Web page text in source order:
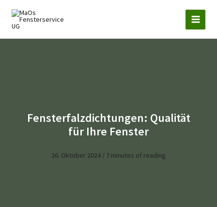
Inhalt
springen
Fensterfalzdichtungen: Qualität
für Ihre Fenster
26. Oktober 2024 / 7 minutes of reading